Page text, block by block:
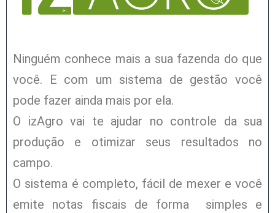
Ninguém conhece mais a sua fazenda do que
você. E com um sistema de gestão você
pode fazer ainda mais por ela.
O izAgro vai te ajudar no controle da sua
produção e otimizar seus resultados no
campo.
O sistema é completo, fácil de mexer e você
emite notas fiscais de forma simples e